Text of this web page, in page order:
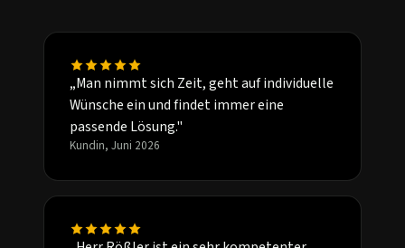
„Man nimmt sich Zeit, geht auf individuelle
Wünsche ein und findet immer eine
passende Lösung."
Kundin, Juni 2026